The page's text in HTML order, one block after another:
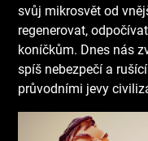
svůj mikrosvět od
regenerovat,
koníčkům. Dnes nás
spíš nebezpečí a
průvodními jevy